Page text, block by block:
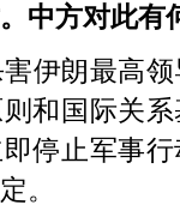
中方对此有
伊朗最高
和国际关
停止军事
。